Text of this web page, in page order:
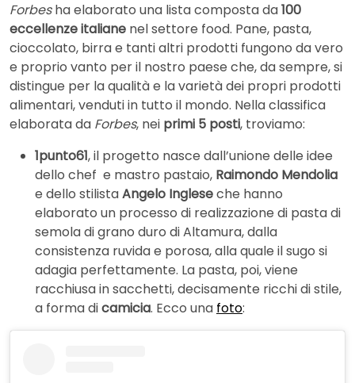
Forbesha elaborato una lista composta da100
eccellenze italiane nel settore food. Pane, pasta,
cioccolato, birra e tanti altri prodotti fungono da vero
e proprio vanto per il nostro paese che, da sempre, si
distingue per la qualità e la varietà dei propri prodotti
alimentari, venduti in tutto il mondo. Nella classifica
elaborata da Forbes, nei primi 5 posti, troviamo:
1punto61, il progetto nasce dall’unione delle idee
dello chef e mastro pastaio, Raimondo Mendolia
e dello stilistaAngelo Ingleseche hanno
elaborato un processo di realizzazione di pasta di
semola di grano duro di Altamura, dalla
consistenza ruvida e porosa, alla quale il sugo si
adagia perfettamente. La pasta, poi, viene
racchiusa in sacchetti, decisamente ricchi di stile,
a forma dicamicia. Ecco una foto: